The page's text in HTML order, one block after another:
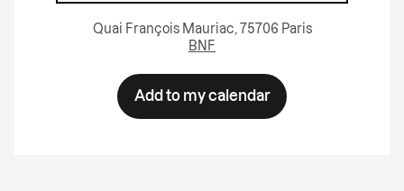
Quai François Mauriac, 75706 Paris
BNF
Add to my calendar